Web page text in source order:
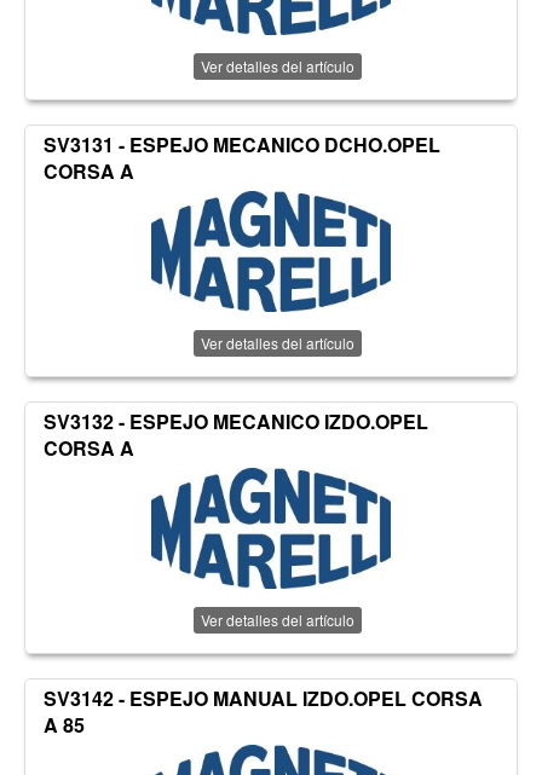
Ver detalles del artículo
SV3131 - ESPEJO MECANICO DCHO.OPEL
CORSA A
Ver detalles del artículo
SV3132 - ESPEJO MECANICO IZDO.OPEL
CORSA A
Ver detalles del artículo
SV3142 - ESPEJO MANUAL IZDO.OPEL CORSA
A 85